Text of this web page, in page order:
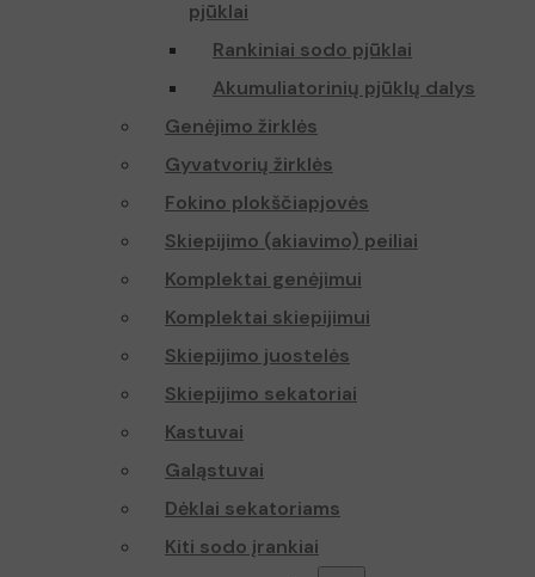
pjūklai
Rankiniai sodo pjūklai
Akumuliatorinių pjūklų dalys
Genėjimo žirklės
Gyvatvorių žirklės
Fokino plokščiapjovės
Skiepijimo (akiavimo) peiliai
Komplektai genėjimui
Komplektai skiepijimui
Skiepijimo juostelės
Skiepijimo sekatoriai
Kastuvai
Galąstuvai
Dėklai sekatoriams
Kiti sodo įrankiai